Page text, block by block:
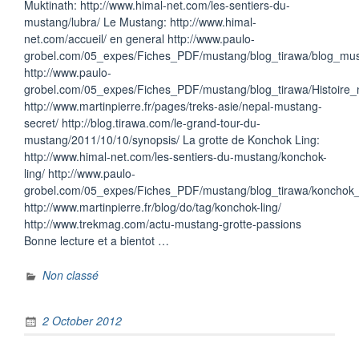
Muktinath: http://www.himal-net.com/les-sentiers-du-
mustang/lubra/ Le Mustang: http://www.himal-
net.com/accueil/ en general http://www.paulo-
grobel.com/05_expes/Fiches_PDF/mustang/blog_tirawa/
http://www.paulo-
grobel.com/05_expes/Fiches_PDF/mustang/blog_tirawa/
http://www.martinpierre.fr/pages/treks-asie/nepal-mustang-
secret/ http://blog.tirawa.com/le-grand-tour-du-
mustang/2011/10/10/synopsis/ La grotte de Konchok Ling:
http://www.himal-net.com/les-sentiers-du-mustang/konchok-
ling/ http://www.paulo-
grobel.com/05_expes/Fiches_PDF/mustang/blog_tirawa/
http://www.martinpierre.fr/blog/do/tag/konchok-ling/
http://www.trekmag.com/actu-mustang-grotte-passions
Bonne lecture et a bientot …
Non classé
2 October 2012